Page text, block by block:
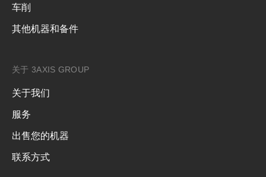
车削
其他机器和备件
关于 3AXIS GROUP
关于我们
服务
出售您的机器
联系方式